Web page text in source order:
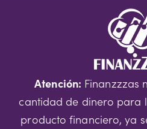
Atención: Finanzzzas
cantidad de dinero para
producto financiero, ya